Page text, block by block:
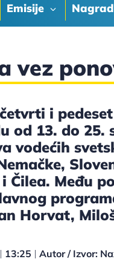
Emisije
vez
i
od 13. do 25.
vodećih
Čilea. Među
Horvat,
13:25 Autor / Izvor: